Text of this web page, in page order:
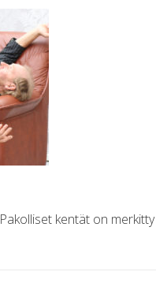
Pakolliset kentät on merkitty